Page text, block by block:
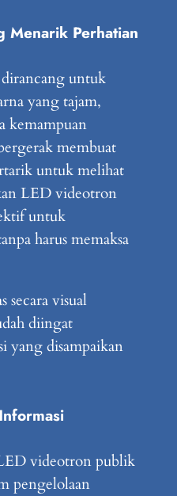
Menarik Perhatian
untuk
yang tajam,
kemampuan
membuat
untuk melihat
LED videotron
untuk
harus memaksa
secara visual
diingat
yang disampaikan
videotron publik
pengelolaan